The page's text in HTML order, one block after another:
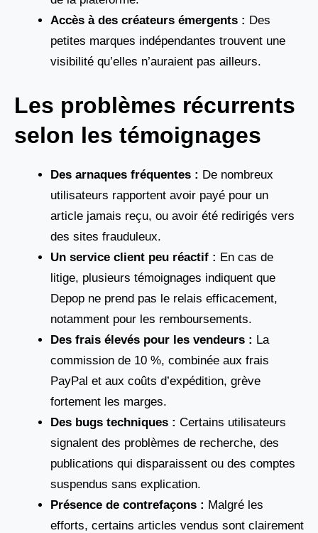
Accès à des créateurs émergents : Des
petites marques indépendantes trouvent une
visibilité qu’elles n’auraient pas ailleurs.
Les problèmes récurrents
selon les témoignages
Des arnaques fréquentes : De nombreux
utilisateurs rapportent avoir payé pour un
article jamais reçu, ou avoir été redirigés vers
des sites frauduleux.
Un service client peu réactif : En cas de
litige, plusieurs témoignages indiquent que
Depop ne prend pas le relais efficacement,
notamment pour les remboursements.
Des frais élevés pour les vendeurs : La
commission de 10 %, combinée aux frais
PayPal et aux coûts d’expédition, grève
fortement les marges.
Des bugs techniques : Certains utilisateurs
signalent des problèmes de recherche, des
publications qui disparaissent ou des comptes
suspendus sans explication.
Présence de contrefaçons : Malgré les
efforts, certains articles vendus sont clairement